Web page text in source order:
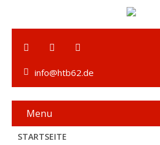
info@htb62.de
Menu
STARTSEITE